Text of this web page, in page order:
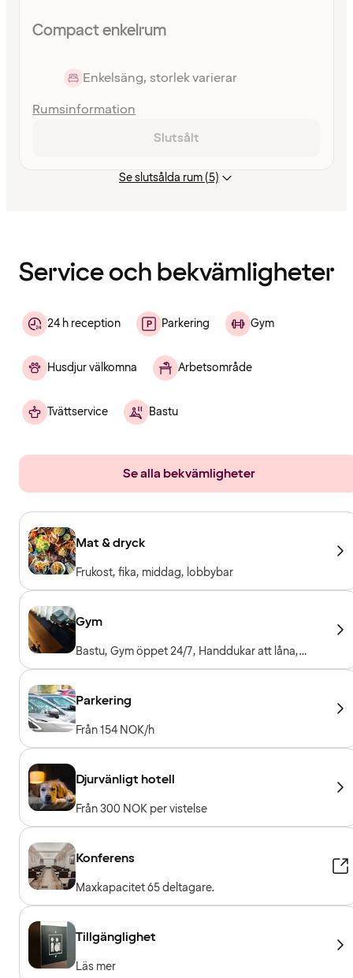
Compact enkelrum
Enkelsäng, storlek varierar
Rumsinformation
Slutsålt
Se slutsålda rum (5)
Service och bekvämligheter
24 h reception Parkering Gym
Husdjur välkomna Arbetsområde
Tvättservice Bastu
Se alla bekvämligheter
Mat & dryck
Frukost, fika, middag, lobbybar
Gym
Bastu, Gym öppet 24/7, Handdukar att låna,
Träningsmaskiner, Konditionsmaskiner, Fria vikter
Parkering
Från 154 NOK/h
Djurvänligt hotell
Från 300 NOK per vistelse
Konferens
Maxkapacitet 65 deltagare.
Tillgänglighet
Läs mer